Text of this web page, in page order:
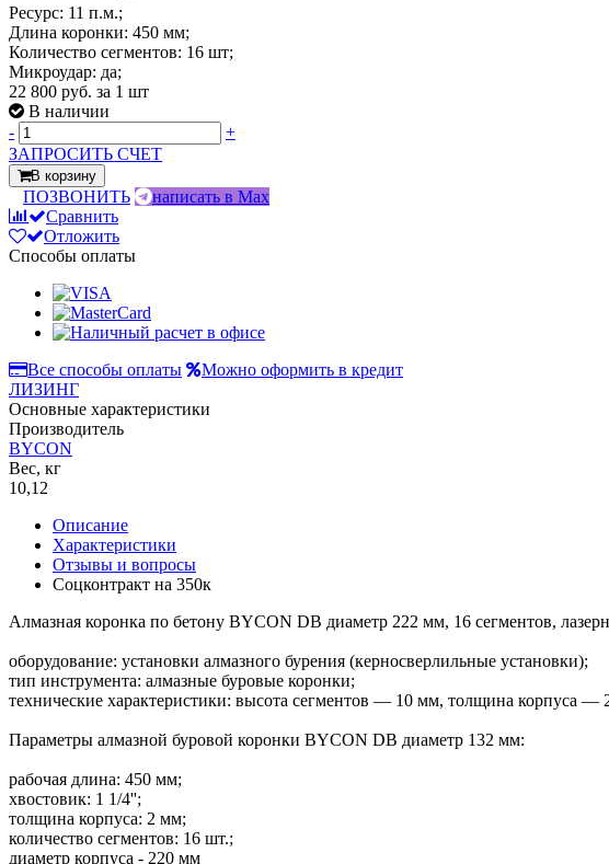
Ресурс: 11 п.м.;
Длина коронки: 450 мм;
Количество сегментов: 16 шт;
Микроудар: да;
22 800 руб. за 1 шт
В наличии
-
+
ЗАПРОСИТЬ СЧЕТ
В корзину
ПОЗВОНИТЬ
написать в Max
Сравнить
Отложить
Способы оплаты
Все способы оплаты
Можно оформить в кредит
ЛИЗИНГ
Основные характеристики
Производитель
BYCON
Вес, кг
10,12
Описание
Характеристики
Отзывы и вопросы
Соцконтракт на 350к
Алмазная коронка по бетону BYCON DB диаметр 222 мм, 16 сегментов,
оборудование: установки алмазного бурения (керносверлильные установки);
тип инструмента: алмазные буровые коронки;
технические характеристики: высота сегментов — 10 мм, толщина корпуса
Параметры алмазной буровой коронки BYCON DB диаметр 132 мм:
рабочая длина: 450 мм;
хвостовик: 1 1/4'';
толщина корпуса: 2 мм;
количество сегментов: 16 шт.;
диаметр корпуса - 220 мм